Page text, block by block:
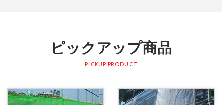
ピックアップ商品
PICKUP PRODUCT